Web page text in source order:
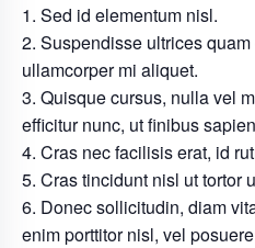
Sed id elementum nisl.
Suspendisse ultrices
ullamcorper mi aliquet.
Quisque cursus, nulla vel
efficitur nunc, ut finibus
Cras nec facilisis erat, id
Cras tincidunt nisl ut tortor
Donec sollicitudin, diam
enim porttitor nisl, vel